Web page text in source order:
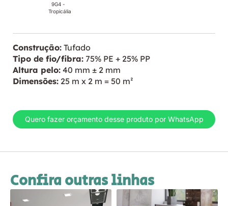
9G4 -
Tropicália
Construção: Tufado
Tipo de fio/fibra: 75% PE + 25% PP
Altura pelo: 40 mm ± 2 mm
Dimensões: 25 m x 2 m = 50 m²
Quero fazer orçamento desse produto por WhatsApp
Confira outras linhas